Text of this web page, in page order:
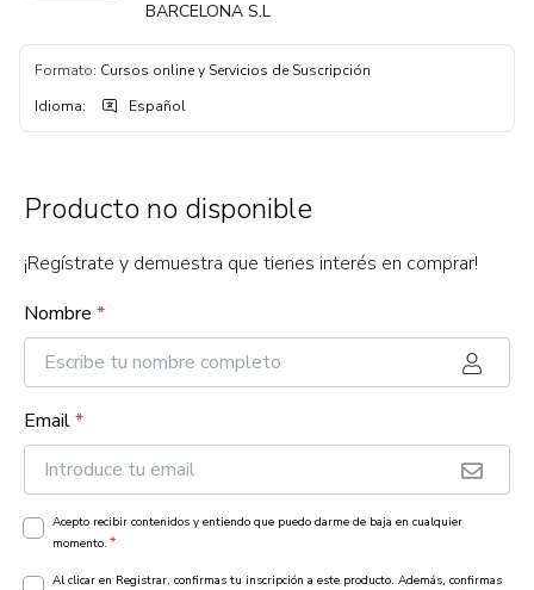
BARCELONA S.L
Formato: Cursos online y Servicios de Suscripción
Idioma: Español
Producto no disponible
¡Regístrate y demuestra que tienes interés en comprar!
Nombre *
Email*
Acepto recibir contenidos y entiendo que puedo darme de baja en cualquier
momento. *
Al clicar en Registrar, confirmas tu inscripción a este producto. Además, confirmas